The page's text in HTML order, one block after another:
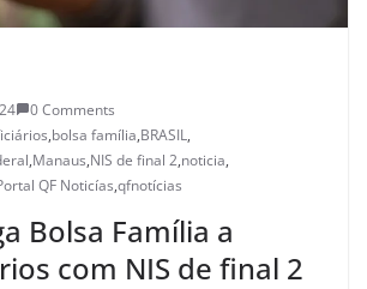
0 Comments
,bolsa família,BRASIL,
,Manaus,NIS de final 2,noticia,
QF Noticías,qfnotícias
Bolsa Família a
com NIS de final 2